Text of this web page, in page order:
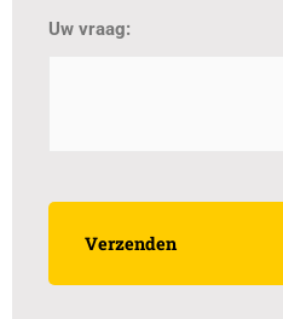
Uw vraag: